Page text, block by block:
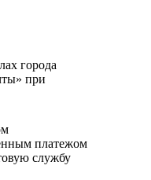
города
при
платежом
службу